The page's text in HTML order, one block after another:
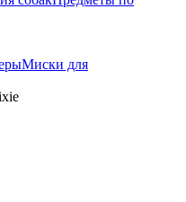
Миски для